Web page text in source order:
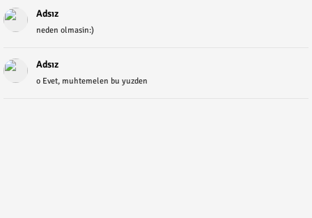
Adsız
neden olmasin:)
Adsız
o Evet, muhtemelen bu yuzden